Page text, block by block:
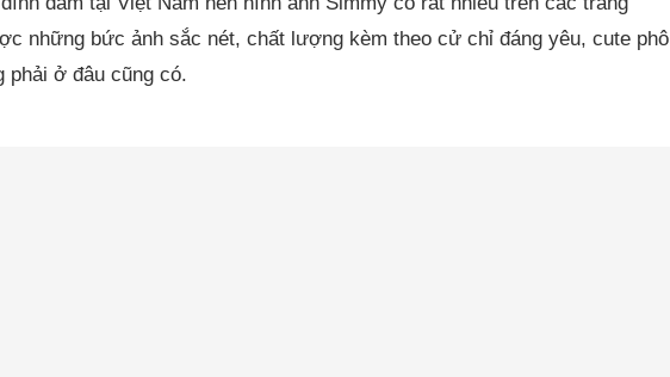
những bức ảnh sắc nét, chất lượng kèm theo cử chỉ đáng yêu, cute phô
phải ở đâu cũng có.